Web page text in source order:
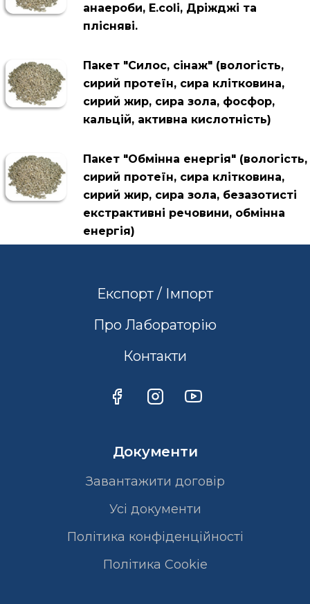
анаероби, Е.colі, Дріжджі та
плісняві.
Пакет "Силос, сінаж" (вологість,
сирий протеїн, сира клітковина,
сирий жир, сира зола, фосфор,
кальцій, активна кислотність)
Пакет "Обмінна енергія" (вологість,
сирий протеїн, сира клітковина,
сирий жир, сира зола, безазотисті
екстрактивні речовини, обмінна
енергія)
Експорт / Імпорт
Про Лабораторію
Контакти
Документи
Завантажити договір
Усі документи
Політика конфіденційності
Полiтика Cookie